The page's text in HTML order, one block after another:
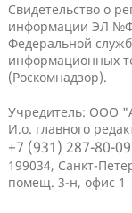
Свидетельство о
информации ЭЛ
Федеральной
информационных
(Роскомнадзор).
Учредитель: ООО
И.о. главного
+7 (931) 287-80-09
199034, Санкт-
помещ. 3-н, офис 1